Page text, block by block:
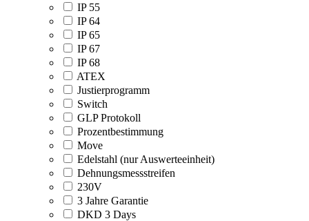
IP 55
IP 64
IP 65
IP 67
IP 68
ATEX
Justierprogramm
Switch
GLP Protokoll
Prozentbestimmung
Move
Edelstahl (nur Auswerteeinheit)
Dehnungsmessstreifen
230V
3 Jahre Garantie
DKD 3 Days